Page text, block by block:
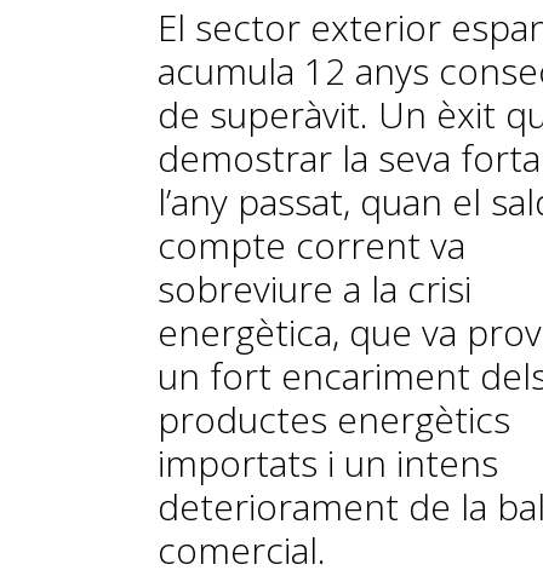
El sector exterior
acumula 12 anys
de superàvit. Un èxit
demostrar la seva
l’any passat, quan el
compte corrent va
sobreviure a la crisi
energètica, que va
un fort encariment
productes energètics
importats i un intens
deteriorament de la
comercial.